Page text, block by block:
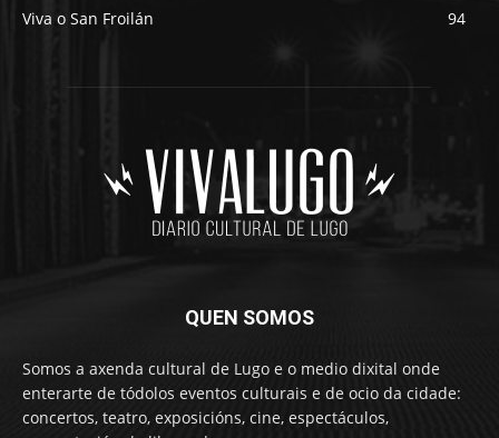
Viva o San Froilán
94
QUEN SOMOS
Somos a axenda cultural de Lugo e o medio dixital onde
enterarte de tódolos eventos culturais e de ocio da cidade:
concertos, teatro, exposicións, cine, espectáculos,